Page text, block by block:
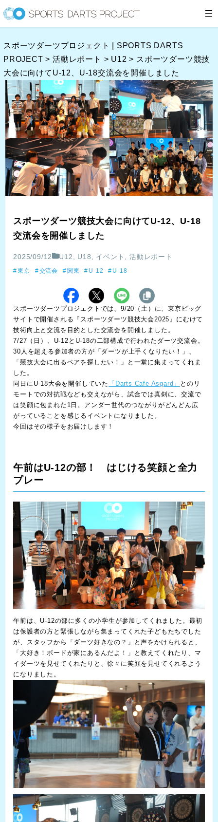
内
容
ス
キ
ッ
プ
スポーツダーツプロジェクト | SPORTS DARTS
PROJECT >活動レポート > U12 > スポーツダーツ競技
大会に向けてU-12、U-18交流会を開催しました
スポーツダーツ競技大会に向けてU-12、U-18
交流会を開催しました
2025/09/12 U12 U18 イベント ,活動レポート
東京 交流会 関東 U-12 U-18
スポーツダーツプロジェクトでは、9/20（土）に、東京ビッグ
サイトで開催される『スポーツダーツ競技大会2025』にむけて
技術向上と交流を目的とした交流会を開催しました。
7/27（日）、U-12とU-18の二部構成で行われたダーツ交流会。
30人を超える参加者の方が「ダーツが上手くなりたい！」、
「競技大会に出るペアを探したい！」と一堂に集まってくれま
した。
同日にU-18大会を開催していた 「Darts Cafe Asgard」
とのリ
モートでの対抗戦なども交えながら、試合では真剣に、交流で
は笑顔に包まれた1日。アンダー世代のつながりがどんどん広
がっていることを感じるイベントになりました。
今回はその様子をお届けします！
午前はU-12の部！ はじける笑顔と全力
プレー
午前は、U-12の部に多くの小学生が参加してくれました。最初
は保護者の方と緊張しながら集まってくれた子どもたちでした
が、スタッフから「ダーツ好きなの？」と声をかけられると、
「大好き！ボードが家にあるんだよ！」と教えてくれたり、マ
イダーツを見せてくれたりと、徐々に笑顔を見せてくれるよう
になりました。